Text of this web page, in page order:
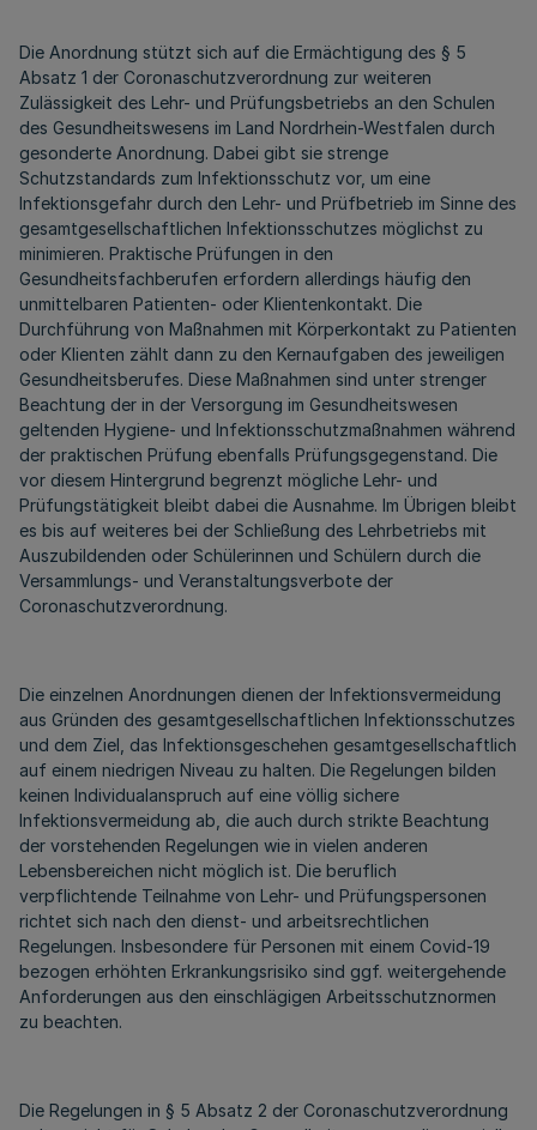
Die Anordnung stützt sich auf die Ermächtigung des § 5
Absatz 1 der Coronaschutzverordnung zur weiteren
Zulässigkeit des Lehr- und Prüfungsbetriebs an den Schulen
des Gesundheitswesens im Land Nordrhein-Westfalen durch
gesonderte Anordnung. Dabei gibt sie strenge
Schutzstandards zum Infektionsschutz vor, um eine
Infektionsgefahr durch den Lehr- und Prüfbetrieb im Sinne des
gesamtgesellschaftlichen Infektionsschutzes möglichst zu
minimieren. Praktische Prüfungen in den
Gesundheitsfachberufen erfordern allerdings häufig den
unmittelbaren Patienten- oder Klientenkontakt. Die
Durchführung von Maßnahmen mit Körperkontakt zu Patienten
oder Klienten zählt dann zu den Kernaufgaben des jeweiligen
Gesundheitsberufes. Diese Maßnahmen sind unter strenger
Beachtung der in der Versorgung im Gesundheitswesen
geltenden Hygiene- und Infektionsschutzmaßnahmen während
der praktischen Prüfung ebenfalls Prüfungsgegenstand. Die
vor diesem Hintergrund begrenzt mögliche Lehr- und
Prüfungstätigkeit bleibt dabei die Ausnahme. Im Übrigen bleibt
es bis auf weiteres bei der Schließung des Lehrbetriebs mit
Auszubildenden oder Schülerinnen und Schülern durch die
Versammlungs- und Veranstaltungsverbote der
Coronaschutzverordnung.
Die einzelnen Anordnungen dienen der Infektionsvermeidung
aus Gründen des gesamtgesellschaftlichen Infektionsschutzes
und dem Ziel, das Infektionsgeschehen gesamtgesellschaftlich
auf einem niedrigen Niveau zu halten. Die Regelungen bilden
keinen Individualanspruch auf eine völlig sichere
Infektionsvermeidung ab, die auch durch strikte Beachtung
der vorstehenden Regelungen wie in vielen anderen
Lebensbereichen nicht möglich ist. Die beruflich
verpflichtende Teilnahme von Lehr- und Prüfungspersonen
richtet sich nach den dienst- und arbeitsrechtlichen
Regelungen. Insbesondere für Personen mit einem Covid-19
bezogen erhöhten Erkrankungsrisiko sind ggf. weitergehende
Anforderungen aus den einschlägigen Arbeitsschutznormen
zu beachten.
Die Regelungen in § 5 Absatz 2 der Coronaschutzverordnung